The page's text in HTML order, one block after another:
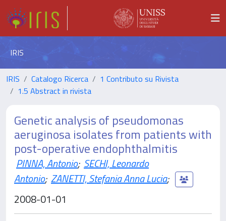
IRIS
IRIS Catalogo Ricerca
1 Contributo su Rivista
1.5 Abstract in rivista
Genetic analysis of pseudomonas
aeruginosa isolates from patients with
post-operative endophthalmitis
PINNA, Antonio; SECHI, Leonardo
Antonio; ZANETTI, Stefania Anna Lucia;
2008-01-01